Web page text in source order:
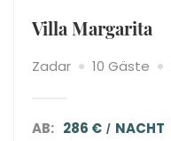
Villa Margarita
Zadar 10 Gäste
AB: 286 € NACHT